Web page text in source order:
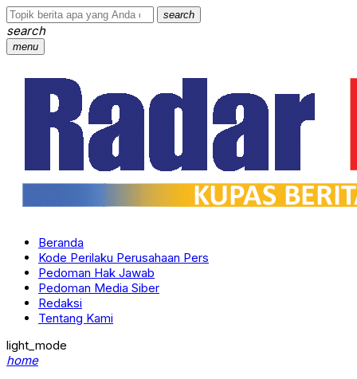
search
search
menu
Beranda
Kode Perilaku Perusahaan Pers
Pedoman Hak Jawab
Pedoman Media Siber
Redaksi
Tentang Kami
light_mode
home